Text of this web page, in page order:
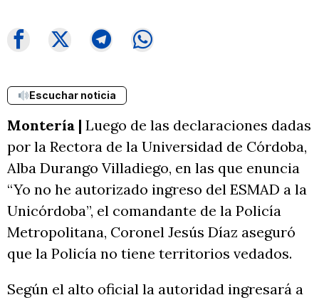
Escuchar noticia
Montería | Luego de las declaraciones dadas
por la Rectora de la Universidad de Córdoba,
Alba Durango Villadiego, en las que enuncia
“Yo no he autorizado ingreso del ESMAD a la
Unicórdoba”, el comandante de la Policía
Metropolitana, Coronel Jesús Díaz aseguró
que la Policía no tiene territorios vedados.
Según el alto oficial la autoridad ingresará a